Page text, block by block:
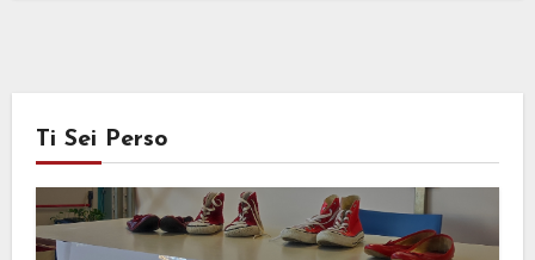
Ti Sei Perso